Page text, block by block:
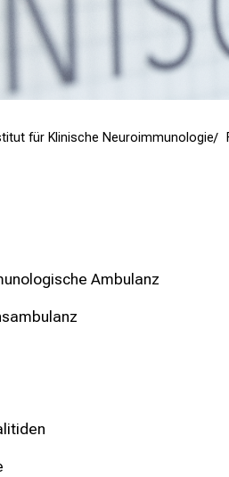
für Klinische Neuroimmunologie
Ambulanz